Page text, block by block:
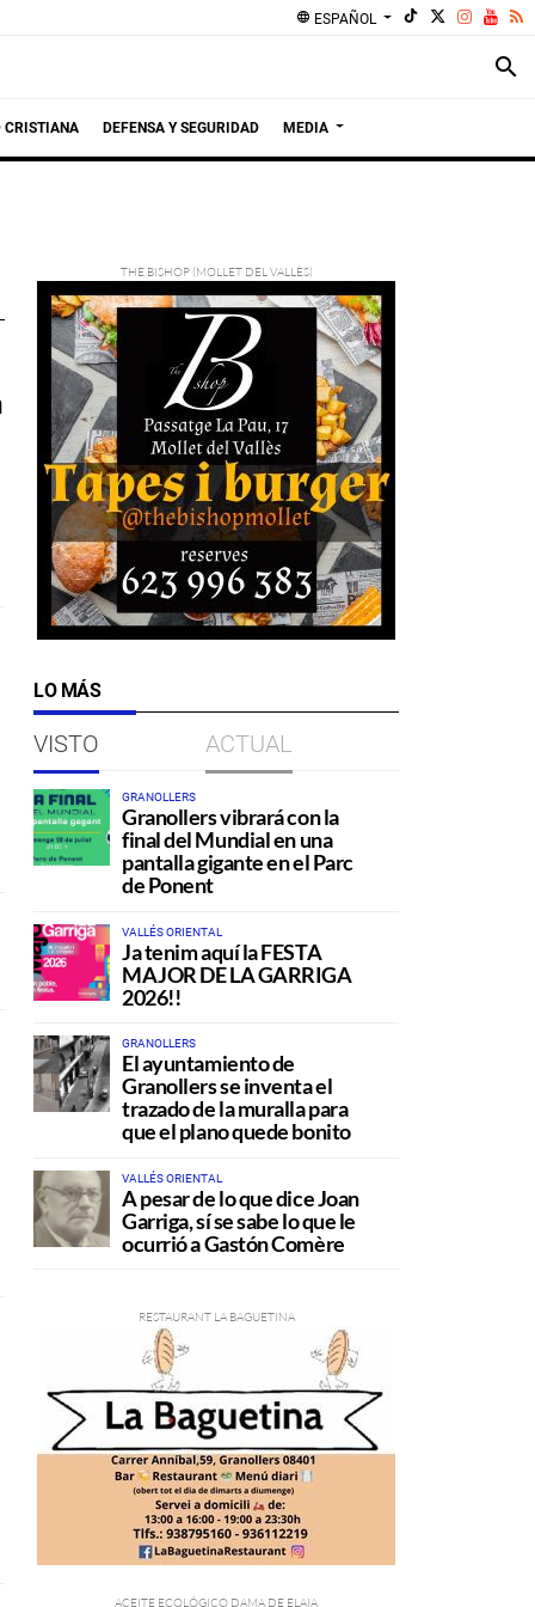
language ESPAÑOL
search
CRISTIANA DEFENSA Y SEGURIDAD MEDIA
LO MÁS
VISTO ACTUAL
GRANOLLERS
Granollers vibrará con la
final del Mundial en una
pantalla gigante en el Parc
de Ponent
VALLÉS ORIENTAL
Ja tenim aquí la FESTA
MAJOR DE LA GARRIGA
2026!!
GRANOLLERS
El ayuntamiento de
Granollers se inventa el
trazado de la muralla para
que el plano quede bonito
VALLÉS ORIENTAL
A pesar de lo que dice Joan
Garriga, sí se sabe lo que le
ocurrió a Gastón Comère